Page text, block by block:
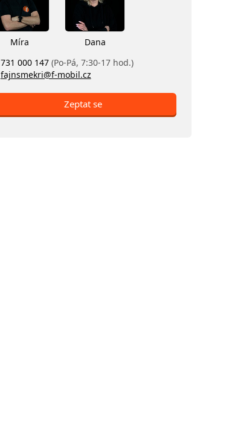
Míra
Dana
731 000 147 (Po-Pá, 7:30-17 hod.)
fajnsmekri@f-mobil.cz
Zeptat se